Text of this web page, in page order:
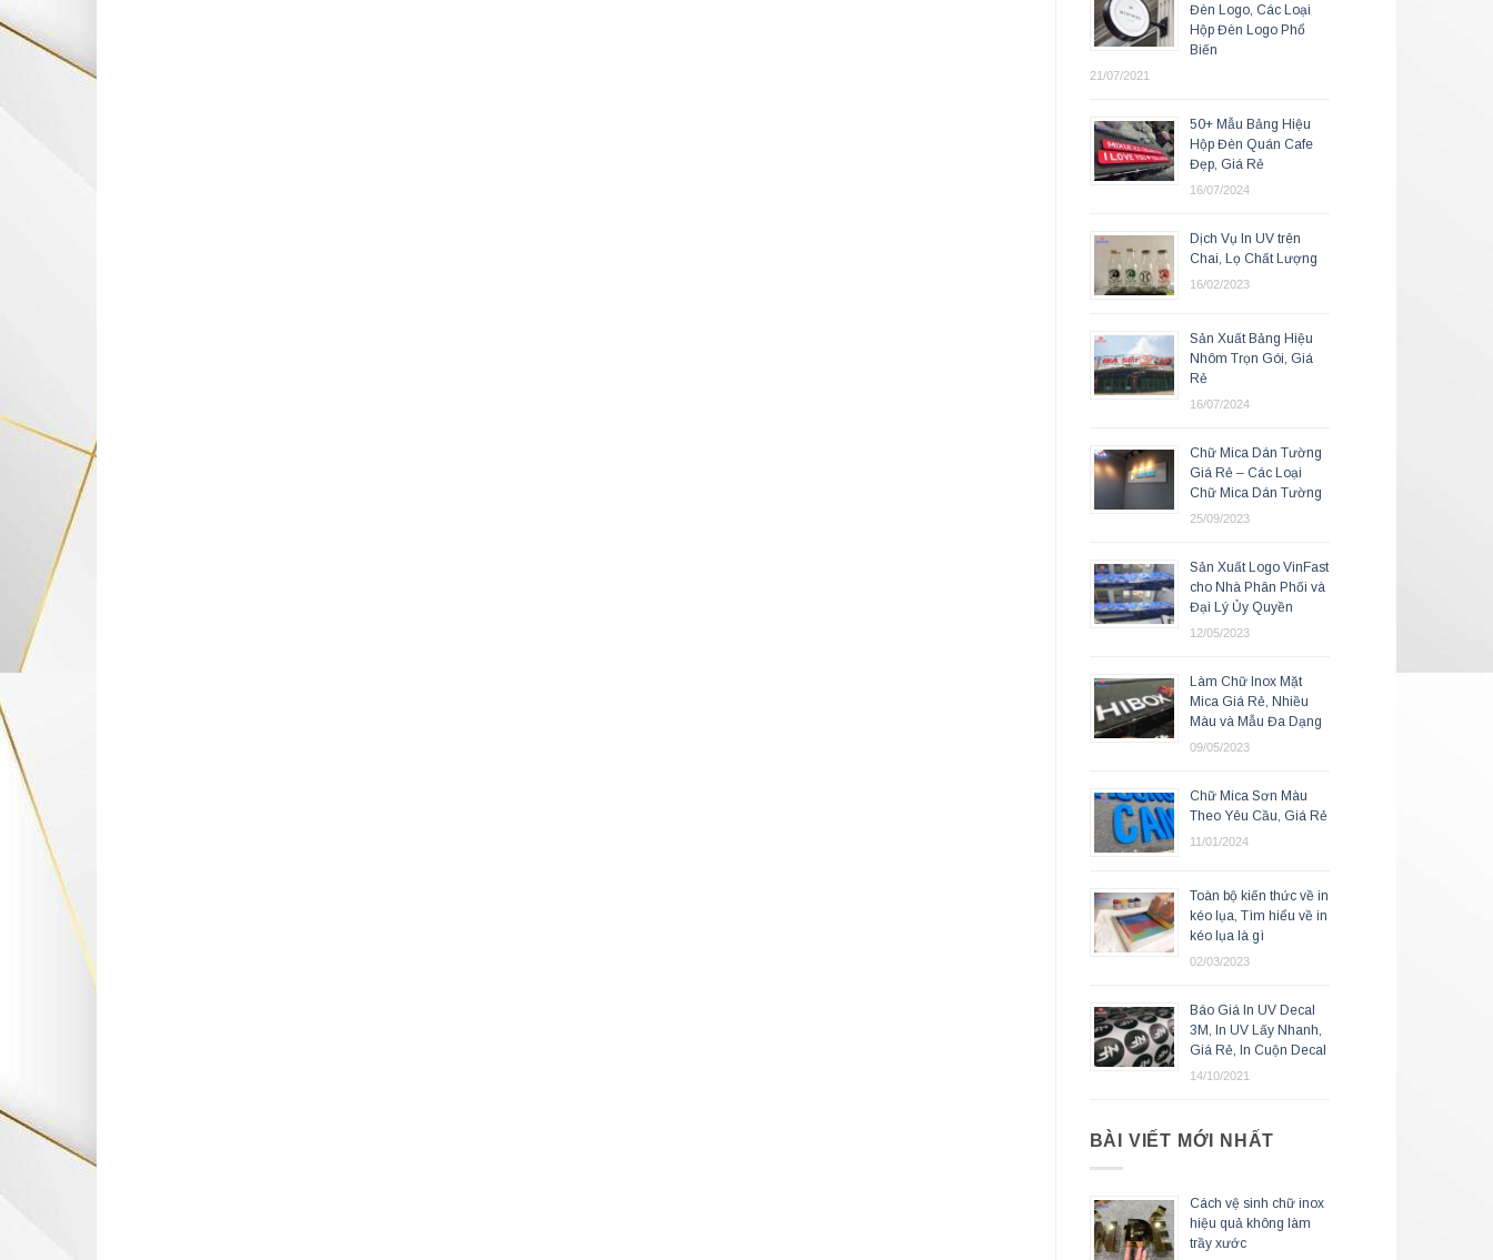
Đèn Logo, Các Loại
Hộp Đèn Logo Phổ
Biến
21/07/2021
50+ Mẫu Bảng Hiệu
Hộp Đèn Quán Cafe
Đẹp, Giá Rẻ
16/07/2024
Dịch Vụ In UV trên
Chai, Lọ Chất Lượng
16/02/2023
Sản Xuất Bảng Hiệu
Nhôm Trọn Gói, Giá
Rẻ
16/07/2024
Chữ Mica Dán Tường
Giá Rẻ – Các Loại
Chữ Mica Dán Tường
25/09/2023
Sản Xuất Logo VinFast
cho Nhà Phân Phối và
Đại Lý Ủy Quyền
12/05/2023
Làm Chữ Inox Mặt
Mica Giá Rẻ, Nhiều
Màu và Mẫu Đa Dạng
09/05/2023
Chữ Mica Sơn Màu
Theo Yêu Cầu, Giá Rẻ
11/01/2024
Toàn bộ kiến thức về in
kéo lụa, Tìm hiểu về in
kéo lụa là gì
02/03/2023
Báo Giá In UV Decal
3M, In UV Lấy Nhanh,
Giá Rẻ, In Cuộn Decal
14/10/2021
BÀI VIẾT MỚI NHẤT
Cách vệ sinh chữ inox
hiệu quả không làm
trầy xước